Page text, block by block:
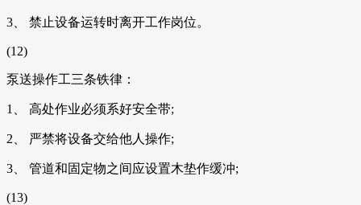
3、 禁止设备运转时离开工作岗位。
(12)
泵送操作工三条铁律：
1、 高处作业必须系好安全带;
2、 严禁将设备交给他人操作;
3、 管道和固定物之间应设置木垫作缓冲;
(13)